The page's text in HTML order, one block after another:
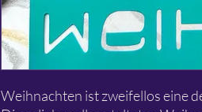
Weihnachten ist zweifellos eine